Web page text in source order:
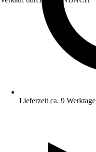
Lieferzeit ca. 9 Werktage